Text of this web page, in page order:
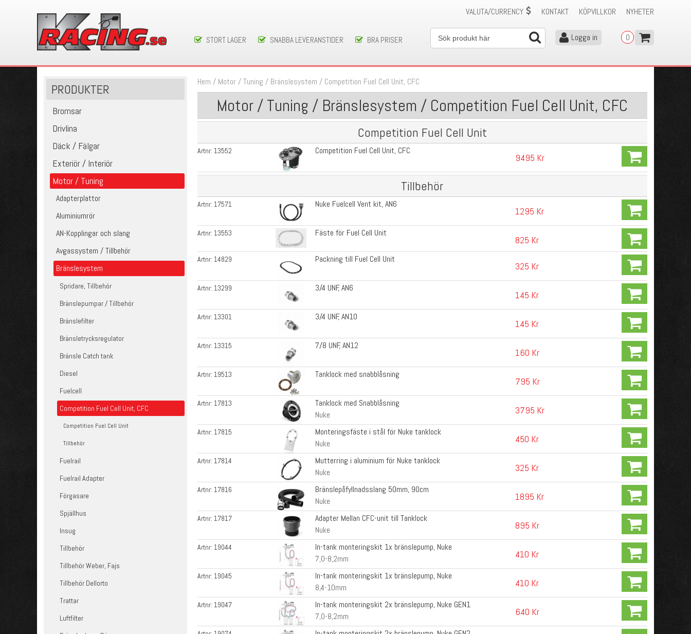
NYHETER
KÖPVILLKOR
KONTAKT
VALUTA/CURRENCY
STORT LAGER SNABBA LEVERANSTIDER BRA PRISER 0
Logga in
PRODUKTER
Bromsar
Drivlina
Däck / Fälgar
Exteriör / Interiör
Motor / Tuning
Adapterplattor
Aluminiumrör
AN-Kopplingar och slang
Avgassystem / Tillbehör
Bränslesystem
Spridare, Tillbehör
Bränslepumpar / Tillbehör
Bränslefilter
Bränsletrycksregulator
Bränsle Catch tank
Diesel
Fuelcell
Competition Fuel Cell Unit, CFC
Competition Fuel Cell Unit
Tillbehör
Fuelrail
Fuelrail Adapter
Förgasare
Spjällhus
Insug
Tillbehör
Tillbehör Weber, Fajs
Tillbehör Dellorto
Trattar
Luftfilter
Hem / Motor / Tuning / Bränslesystem / Competition Fuel Cell Unit, CFC
Motor / Tuning / Bränslesystem / Competition Fuel Cell Unit, CFC
Competition Fuel Cell Unit
Artnr:13552 Competition Fuel Cell Unit, CFC
9495 Kr
Tillbehör
Artnr:17571 Nuke Fuelcell Vent kit, AN6
1295 Kr
Artnr:13553 Fäste för Fuel Cell Unit
825 Kr
Artnr:14829 Packning till Fuel Cell Unit
325 Kr
Artnr:13299 3/4 UNF, AN6
145 Kr
Artnr:13301 3/4 UNF, AN10
145 Kr
Artnr:13315 7/8 UNF, AN12
160 Kr
Artnr:19513 Tanklock med snabblåsning
795 Kr
Artnr:17813
Tanklock med Snabblåsning
Nuke
3795 Kr
Artnr:17815
Monteringsfäste i stål för Nuke tanklock
Nuke
450 Kr
Artnr:17814
Mutterring i aluminium för Nuke tanklock
Nuke
325 Kr
Artnr:17816
Bränslepåfyllnadsslang 50mm, 90cm
Nuke
1895 Kr
Artnr:17817
Adapter Mellan CFC-unit till Tanklock
Nuke
895 Kr
Artnr:19044
In-tank monteringskit 1x bränslepump, Nuke
7,0-8,2mm
410 Kr
Artnr:19045
In-tank monteringskit 1x bränslepump, Nuke
8,4-10mm
410 Kr
Artnr:19047
In-tank monteringskit 2x bränslepump, Nuke GEN1
7,0-8,2mm
640 Kr